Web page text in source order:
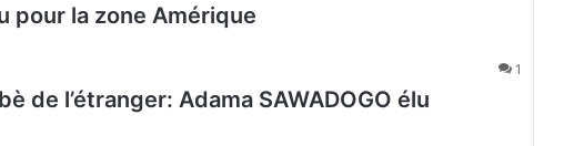
pour la zone Amérique
1
de l’étranger: Adama SAWADOGO élu